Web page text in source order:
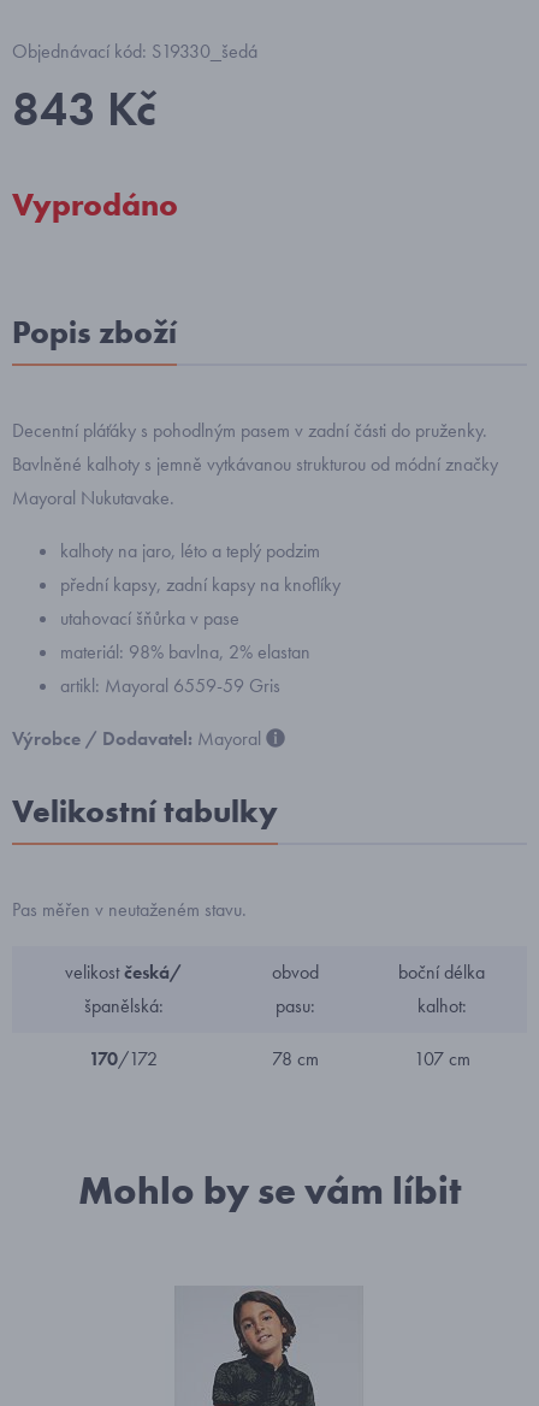
Objednávací kód: S19330_šedá
843 Kč
Vyprodáno
Popis zboží
Decentní pláťáky s pohodlným pasem v zadní části do pruženky.
Bavlněné kalhoty s jemně vytkávanou strukturou od módní značky
Mayoral Nukutavake.
kalhoty na jaro, léto a teplý podzim
přední kapsy, zadní kapsy na knoflíky
utahovací šňůrka v pase
materiál: 98% bavlna, 2% elastan
artikl: Mayoral 6559-59 Gris
Výrobce / Dodavatel: Mayoral
Velikostní tabulky
Pas měřen v neutaženém stavu.
velikostčeská/
španělská:
obvod
pasu:
boční délka
kalhot:
170/172 78 cm 107 cm
Mohlo by se vám líbit